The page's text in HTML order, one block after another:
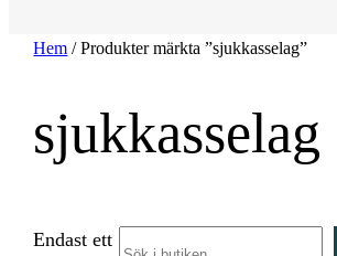
Hem / Produkter märkta ”sjukkasselag”
sjukkasselag
Endast ett